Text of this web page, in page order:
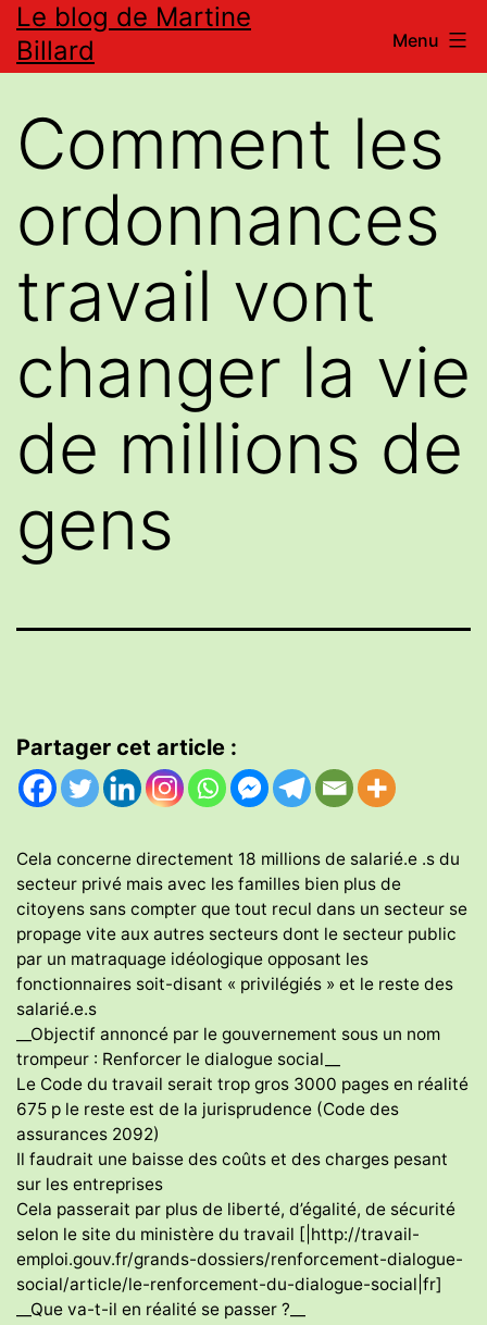
Aller
au
Le blog de Martine
Billard
Menu
Comment les
ordonnances
travail vont
changer la vie
de millions de
gens
Partager cet article :
Cela concerne directement 18 millions de salarié.e .s du
secteur privé mais avec les familles bien plus de
citoyens sans compter que tout recul dans un secteur se
propage vite aux autres secteurs dont le secteur public
par un matraquage idéologique opposant les
fonctionnaires soit-disant « privilégiés » et le reste des
salarié.e.s
__Objectif annoncé par le gouvernement sous un nom
trompeur : Renforcer le dialogue social__
Le Code du travail serait trop gros 3000 pages en réalité
675 p le reste est de la jurisprudence (Code des
assurances 2092)
Il faudrait une baisse des coûts et des charges pesant
sur les entreprises
Cela passerait par plus de liberté, d’égalité, de sécurité
selon le site du ministère du travail [|http://travail-
emploi.gouv.fr/grands-dossiers/renforcement-dialogue-
social/article/le-renforcement-du-dialogue-social|fr]
__Que va-t-il en réalité se passer ?__